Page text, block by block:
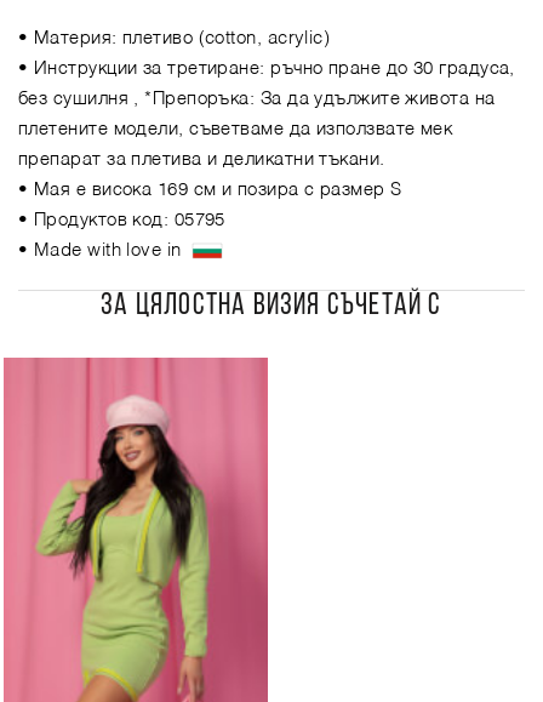
• Материя: плетиво (cotton, acrylic)
• Инструкции за третиране: ръчно пране до 30 градуса,
без сушилня , *Препоръка: За да удължите живота на
плетените модели, съветваме да използвате мек
препарат за плетива и деликатни тъкани.
• Мая е висока 169 см и позира с размер S
• Продуктов код: 05795
• Made with love in
ЗА ЦЯЛОСТНА ВИЗИЯ СЪЧЕТАЙ С